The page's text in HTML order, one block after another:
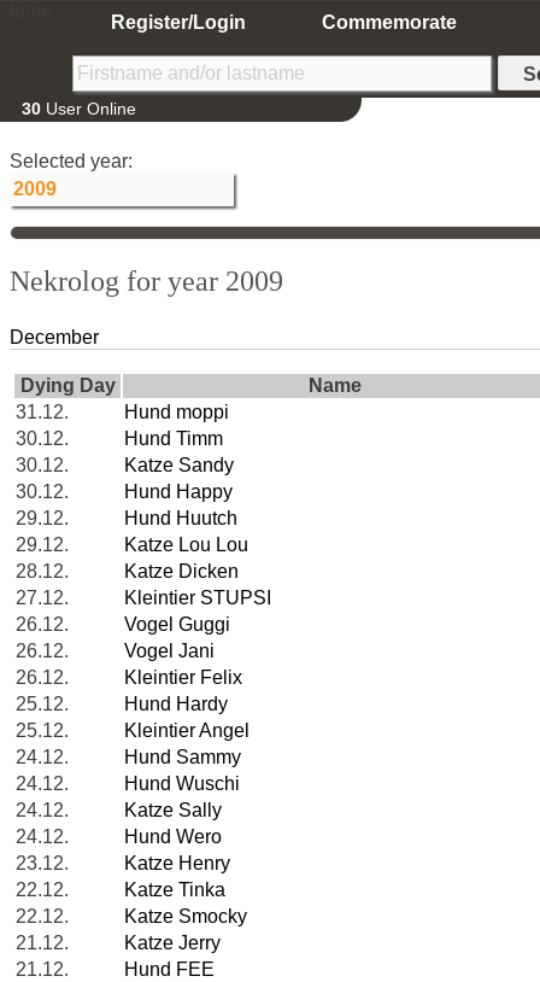
Register/Login Commemorate
30 User Online
Selected year:
Nekrolog for year 2009
December
Dying Day
Name
31.12.
Hund moppi
30.12.
Hund Timm
30.12.
Katze Sandy
30.12.
Hund Happy
29.12.
Hund Huutch
29.12.
Katze Lou Lou
28.12.
Katze Dicken
27.12.
Kleintier STUPSI
26.12.
Vogel Guggi
26.12.
Vogel Jani
26.12.
Kleintier Felix
25.12.
Hund Hardy
25.12.
Kleintier Angel
24.12.
Hund Sammy
24.12.
Hund Wuschi
24.12.
Katze Sally
24.12.
Hund Wero
23.12.
Katze Henry
22.12.
Katze Tinka
22.12.
Katze Smocky
21.12.
Katze Jerry
21.12.
Hund FEE